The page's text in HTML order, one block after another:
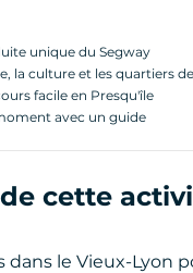
unique du Segway
la culture et les quartiers
facile en Presqu'île
avec un guide
cette
dans le Vieux-Lyon